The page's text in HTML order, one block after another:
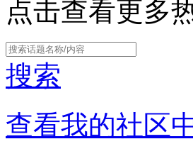
点击查看更多
搜索
查看我的社区